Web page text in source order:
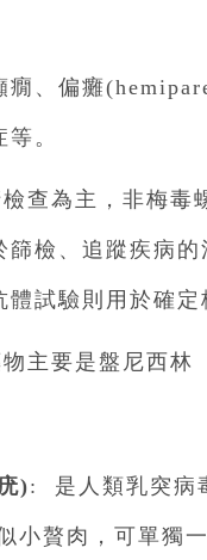
癇、偏癱
。
查為主，非梅毒
篩檢、追蹤疾病的
試驗則用於確定
主要是盤尼西林
): 是人類乳突病
小贅肉，可單獨